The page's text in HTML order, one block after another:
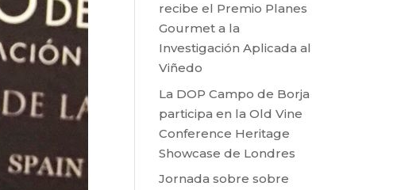
recibe el Premio Planes
Gourmet a la
Investigación Aplicada al
Viñedo
La DOP Campo de Borja
participa en la Old Vine
Conference Heritage
Showcase de Londres
Jornada sobre sobre